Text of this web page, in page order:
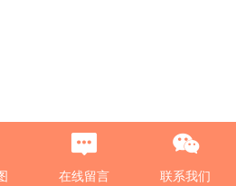
在线留言 联系我们